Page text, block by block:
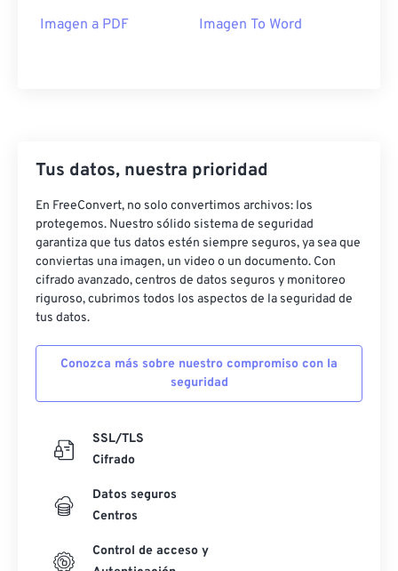
Imagen a PDF Imagen To Word
Tus datos, nuestra prioridad
En FreeConvert, no solo convertimos archivos: los
protegemos. Nuestro sólido sistema de seguridad
garantiza que tus datos estén siempre seguros, ya sea que
conviertas una imagen, un video o un documento. Con
cifrado avanzado, centros de datos seguros y monitoreo
riguroso, cubrimos todos los aspectos de la seguridad de
tus datos.
Conozca más sobre nuestro compromiso con la
seguridad
SSL/TLS
Cifrado
Datos seguros
Centros
Control de acceso y